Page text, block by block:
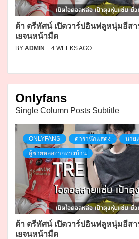
ต้า ตรีทัศน์ เปิดวาร์ปอินฟลูหนุ่มอีส
เยจนหน้ามืด
BY ADMIN 4 WEEKS AGO
Onlyfans
Single Column Posts Subtitle
ONLYFANS ดารานักแสดง นาย
ผู้ชายหล่อจากทางบ้าน
ต้า ตรีทัศน์ เปิดวาร์ปอินฟลูหนุ่มอีส
เยจนหน้ามืด